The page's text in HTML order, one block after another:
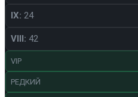
IX: 24
VIII: 42
VIP
РЕДКИЙ